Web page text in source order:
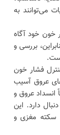
می‌توانند به
خون خود آگاه
بررسی و
فشار خون
عروق آسیب
انسداد عروق و
دارد. این
سکته مغزی و